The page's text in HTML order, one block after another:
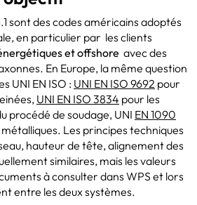
sont des codes américains adoptés
en particulier par les clients
et offshore avec des
En Europe, la même question
UNI EN ISO : UNI EN ISO 9692 pour
UNI EN ISO 3834 pour les
procédé de soudage, UNI EN 1090
Les principes techniques
hauteur de tête, alignement des
similaires, mais les valeurs
à consulter dans WPS et lors
entre les deux systèmes.